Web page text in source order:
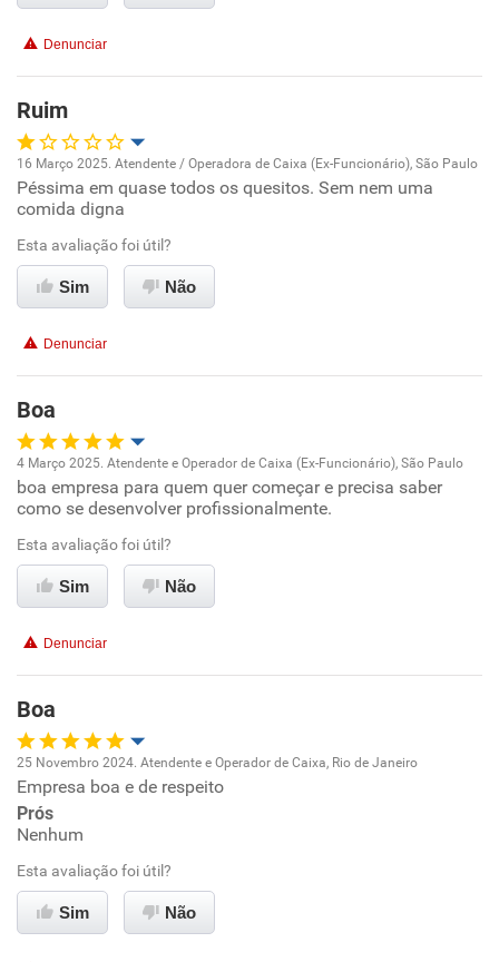
Não recomenda esta empresa
Não recomenda a diretoria
Denunciar
Ruim
Oportunidade de promoção
Ambiente de trabalho
Conciliação com a vida familiar
Não recomenda a diretoria
16 Março 2025. Atendente / Operadora de Caixa (Ex-Funcionário), São Paulo
Péssima em quase todos os quesitos. Sem nem uma
comida digna
Esta avaliação foi útil?
Sim Não
Denunciar
Boa
Oportunidade de promoção
Ambiente de trabalho
Conciliação com a vida familiar
Não recomenda a diretoria
4 Março 2025. Atendente e Operador de Caixa (Ex-Funcionário), São Paulo
boa empresa para quem quer começar e precisa saber
como se desenvolver profissionalmente.
Esta avaliação foi útil?
Sim Não
Denunciar
Boa
Oportunidade de promoção
Ambiente de trabalho
Conciliação com a vida familiar
25 Novembro 2024. Atendente e Operador de Caixa, Rio de Janeiro
Empresa boa e de respeito
Prós
Nenhum
Esta avaliação foi útil?
Sim Não